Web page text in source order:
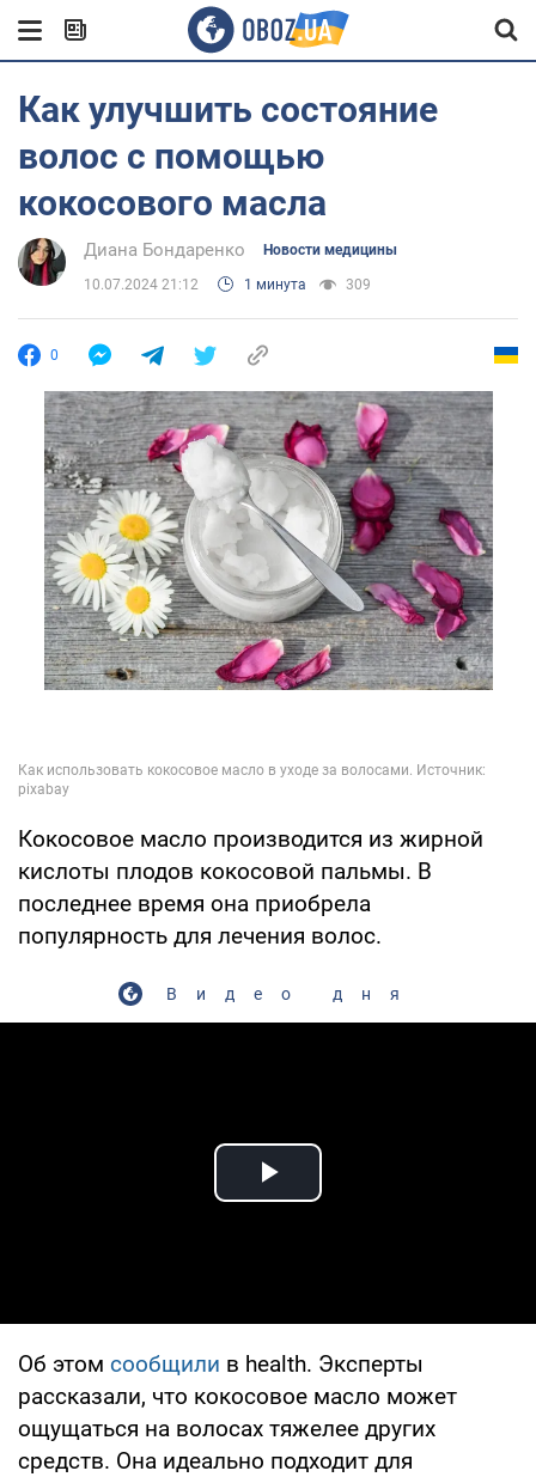
Как улучшить состояние
волос с помощью
кокосового масла
Диана Бондаренко Новости медицины
10.07.2024 21:12 1 минута 309
0
Кокосовое масло производится из жирной
кислоты плодов кокосовой пальмы. В
последнее время она приобрела
популярность для лечения волос.
Видео дня
Play Video
Об этом сообщили в health. Эксперты
рассказали, что кокосовое масло может
ощущаться на волосах тяжелее других
средств. Она идеально подходит для